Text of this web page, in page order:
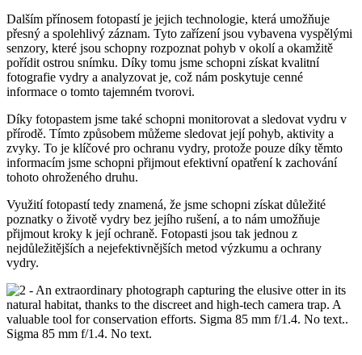
Dalším přínosem fotopastí je jejich technologie, která umožňuje
přesný a spolehlivý záznam. Tyto zařízení jsou vybavena vyspělými
senzory, které jsou schopny rozpoznat pohyb v okolí a okamžitě
pořídit ostrou snímku. Díky tomu jsme schopni získat kvalitní
fotografie vydry a analyzovat je, což nám poskytuje cenné
informace o tomto tajemném tvorovi.
Díky fotopastem jsme také schopni monitorovat a sledovat vydru v
přírodě. Tímto způsobem můžeme sledovat její pohyb, aktivity a
zvyky. To je klíčové pro ochranu vydry, protože pouze díky těmto
informacím jsme schopni přijmout efektivní opatření k zachování
tohoto ohroženého druhu.
Využití fotopastí tedy znamená, že jsme schopni získat důležité
poznatky o životě vydry bez jejího rušení, a to nám umožňuje
přijmout kroky k její ochraně. Fotopasti jsou tak jednou z
nejdůležitějších a nejefektivnějších metod výzkumu a ochrany
vydry.